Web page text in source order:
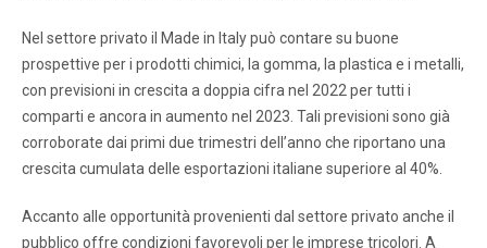
Nel settore privato il Made in Italy può contare su buone
prospettive per i prodotti chimici, la gomma, la plastica e i metalli,
con previsioni in crescita a doppia cifra nel 2022 per tutti i
comparti e ancora in aumento nel 2023. Tali previsioni sono già
corroborate dai primi due trimestri dell’anno che riportano una
crescita cumulata delle esportazioni italiane superiore al 40%.
Accanto alle opportunità provenienti dal settore privato anche il
pubblico offre condizioni favorevoli per le imprese tricolori. A